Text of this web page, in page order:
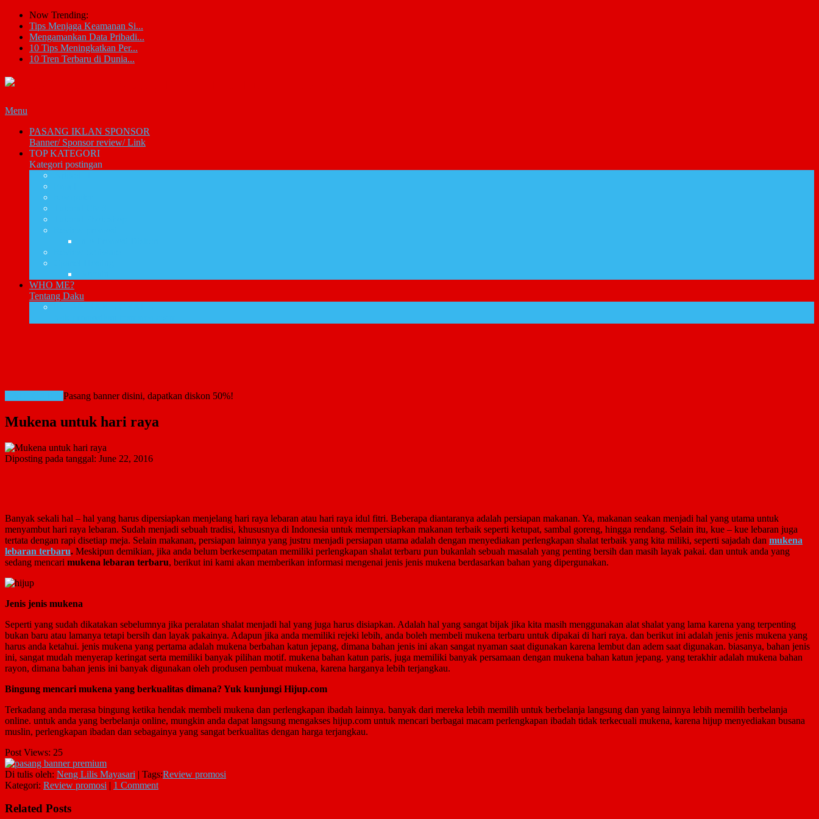
Now Trending:
Tips Menjaga Keamanan Si...
Mengamankan Data Pribadi...
10 Tips Meningkatkan Per...
10 Tren Terbaru di Dunia...
Menu
PASANG IKLAN SPONSOR
Banner/ Sponsor review/ Link
TOP KATEGORI
Kategori postingan
WHO ME?
Tentang Daku
Pasang banner disini, dapatkan diskon 50%!
Mukena untuk hari raya
Diposting pada tanggal: June 22, 2016
Banyak sekali hal – hal yang harus dipersiapkan menjelang hari raya lebaran atau hari raya idul fitri. Beberapa diantaranya adalah persiapan makanan. Ya, makanan seakan menjadi hal yang utama untuk
menyambut hari raya lebaran. Sudah menjadi sebuah tradisi, khususnya di Indonesia untuk mempersiapkan makanan terbaik seperti ketupat, sambal goreng, hingga rendang. Selain itu, kue – kue lebaran juga
tertata dengan rapi disetiap meja. Selain makanan, persiapan lainnya yang justru menjadi persiapan utama adalah dengan menyediakan perlengkapan shalat terbaik yang kita miliki, seperti sajadah dan mukena
lebaran terbaru. Meskipun demikian, jika anda belum berkesempatan memiliki perlengkapan shalat terbaru pun bukanlah sebuah masalah yang penting bersih dan masih layak pakai. dan untuk anda yang
sedang mencari mukena lebaran terbaru, berikut ini kami akan memberikan informasi mengenai jenis jenis mukena berdasarkan bahan yang dipergunakan.
Jenis jenis mukena
Seperti yang sudah dikatakan sebelumnya jika peralatan shalat menjadi hal yang juga harus disiapkan. Adalah hal yang sangat bijak jika kita masih menggunakan alat shalat yang lama karena yang terpenting
bukan baru atau lamanya tetapi bersih dan layak pakainya. Adapun jika anda memiliki rejeki lebih, anda boleh membeli mukena terbaru untuk dipakai di hari raya. dan berikut ini adalah jenis jenis mukena yang
harus anda ketahui. jenis mukena yang pertama adalah mukena berbahan katun jepang, dimana bahan jenis ini akan sangat nyaman saat digunakan karena lembut dan adem saat digunakan. biasanya, bahan jenis
ini, sangat mudah menyerap keringat serta memiliki banyak pilihan motif. mukena bahan katun paris, juga memiliki banyak persamaan dengan mukena bahan katun jepang. yang terakhir adalah mukena bahan
rayon, dimana bahan jenis ini banyak digunakan oleh produsen pembuat mukena, karena harganya lebih terjangkau.
Bingung mencari mukena yang berkualitas dimana? Yuk kunjungi Hijup.com
Terkadang anda merasa bingung ketika hendak membeli mukena dan perlengkapan ibadah lainnya. banyak dari mereka lebih memilih untuk berbelanja langsung dan yang lainnya lebih memilih berbelanja
online. untuk anda yang berbelanja online, mungkin anda dapat langsung mengakses hijup.com untuk mencari berbagai macam perlengkapan ibadah tidak terkecuali mukena, karena hijup menyediakan busana
muslin, perlengkapan ibadan dan sebagainya yang sangat berkualitas dengan harga terjangkau.
Post Views: 25
Di tulis oleh: Neng Lilis Mayasari | Tags:Review promosi
Kategori: Review promosi | 1 Comment
Related Posts